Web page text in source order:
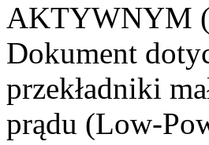
AKTYWNYM
Dokument
przekładniki
prądu (Low-